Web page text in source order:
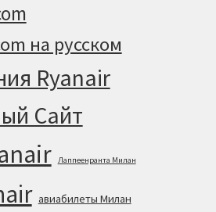
на русском
Ryanair
Cайт
Лаппеенранта Милан
авиабилеты Милан